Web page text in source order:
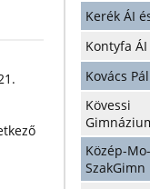
Kerék ÁI
Kontyfa
Kovács
Kövessi
Közép-
SzakGimn